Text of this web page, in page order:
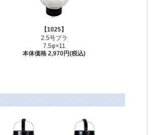
【1025】
2.5号ブラ
7.5φ×11
本体価格 2,970円(税込)